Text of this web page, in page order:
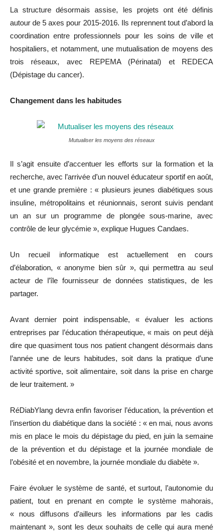
La structure désormais assise, les projets ont été définis
autour de 5 axes pour 2015-2016. Ils reprennent tout d’abord la
coordination entre professionnels pour les soins de ville et
hospitaliers, et notamment, une mutualisation de moyens des
trois réseaux, avec REPEMA (Périnatal) et REDECA
(Dépistage du cancer).
Changement dans les habitudes
Mutualiser les moyens des réseaux
Il s’agit ensuite d’accentuer les efforts sur la formation et la
recherche, avec l’arrivée d’un nouvel éducateur sportif en août,
et une grande première : « plusieurs jeunes diabétiques sous
insuline, métropolitains et réunionnais, seront suivis pendant
un an sur un programme de plongée sous-marine, avec
contrôle de leur glycémie », explique Hugues Candaes.
Un recueil informatique est actuellement en cours
d’élaboration, « anonyme bien sûr », qui permettra au seul
acteur de l’île fournisseur de données statistiques, de les
partager.
Avant dernier point indispensable, « évaluer les actions
entreprises par l’éducation thérapeutique, « mais on peut déjà
dire que quasiment tous nos patient changent désormais dans
l’année une de leurs habitudes, soit dans la pratique d’une
activité sportive, soit alimentaire, soit dans la prise en charge
de leur traitement. »
RéDiabYlang devra enfin favoriser l’éducation, la prévention et
l’insertion du diabétique dans la société : « en mai, nous avons
mis en place le mois du dépistage du pied, en juin la semaine
de la prévention et du dépistage et la journée mondiale de
l’obésité et en novembre, la journée mondiale du diabète ».
Faire évoluer le système de santé, et surtout, l’autonomie du
patient, tout en prenant en compte le système mahorais,
« nous diffusons d’ailleurs les informations par les cadis
maintenant », sont les deux souhaits de celle qui aura mené